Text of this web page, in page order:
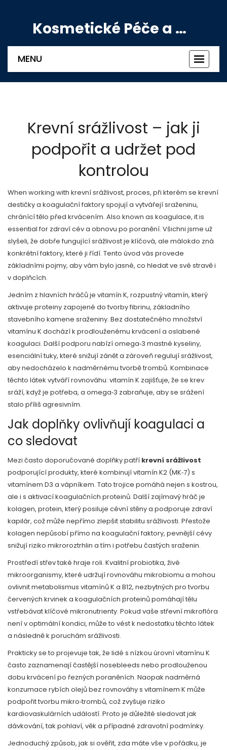
Kosmetické Péče a Výživové Doplňky
MENU
Krevní srážlivost – jak ji
podpořit a udržet pod
kontrolou
When working with krevní srážlivost, proces, při kterém se krevní
destičky a koagulační faktory spojují a vytvářejí sraženinu,
chránící tělo před krvácením. Also known as koagulace, it is
essential for zdraví cév a obnovu po poranění. Všichni jsme už
slyšeli, že dobře fungující srážlivost je klíčová, ale málokdo zná
konkrétní faktory, které ji řídí. Tento úvod vás provede
základními pojmy, aby vám bylo jasné, co hledat ve své stravě i
v doplňcích.
Jedním z hlavních hráčů je vitamín K, rozpustný vitamín, který
aktivuje proteiny zapojené do tvorby fibrinu, základního
stavebního kamene sraženiny. Bez dostatečného množství
vitamínu K dochází k prodlouženému krvácení a oslabené
koagulaci. Další podporu nabízíomega‑3 mastné kyseliny,
esenciální tuky, které snižují zánět a zároveň regulují srážlivost,
aby nedocházelo k nadměrnému tvorbě trombů. Kombinace
těchto látek vytváří rovnováhu: vitamín K zajišťuje, že se krev
sráží, když je potřeba, a omega‑3 zabraňuje, aby se srážení
stalo příliš agresivním.
Jak doplňky ovlivňují koagulaci a
co sledovat
Mezi často doporučované doplňky patří krevní srážlivost
podporující produkty, které kombinují vitamín K2 (MK‑7) s
vitamínem D3 a vápníkem. Tato trojice pomáhá nejen s kostrou,
ale i s aktivací koagulačních proteinů. Další zajímavý hráč je
kolagen, protein, který posiluje cévní stěny a podporuje zdraví
kapilár, což může nepřímo zlepšit stabilitu srážlivosti. Přestože
kolagen nepůsobí přímo na koagulační faktory, pevnější cévy
snižují riziko mikroroztrhlin a tím i potřebu častých sraženin.
Prostředí střev také hraje roli. Kvalitníprobiotika, živé
mikroorganismy, které udržují rovnováhu mikrobiomu a mohou
ovlivnit metabolismus vitamínů K a B12, nezbytných pro tvorbu
červených krvinek a koagulačních proteinůpomáhají tělu
vstřebávat klíčové mikronutrienty. Pokud vaše střevní mikroflóra
není v optimální kondici, může to vést k nedostatku těchto látek
a následně k poruchám srážlivosti.
Prakticky se to projevuje tak, že lidé s nízkou úrovní vitamínu K
často zaznamenají častější nosebleeds nebo prodlouženou
dobu krvácení po řezných poraněních. Naopak nadměrná
konzumace rybích olejů bez rovnováhy s vitamínem K může
podpořit tvorbu mikro‑trombů, což zvyšuje riziko
kardiovaskulárních událostí. Proto je důležité sledovat jak
dávkování, tak pohlaví, věk a případné zdravotní podmínky.
Jednoduchý způsob, jak si ověřit, zda máte vše v pořádku, je